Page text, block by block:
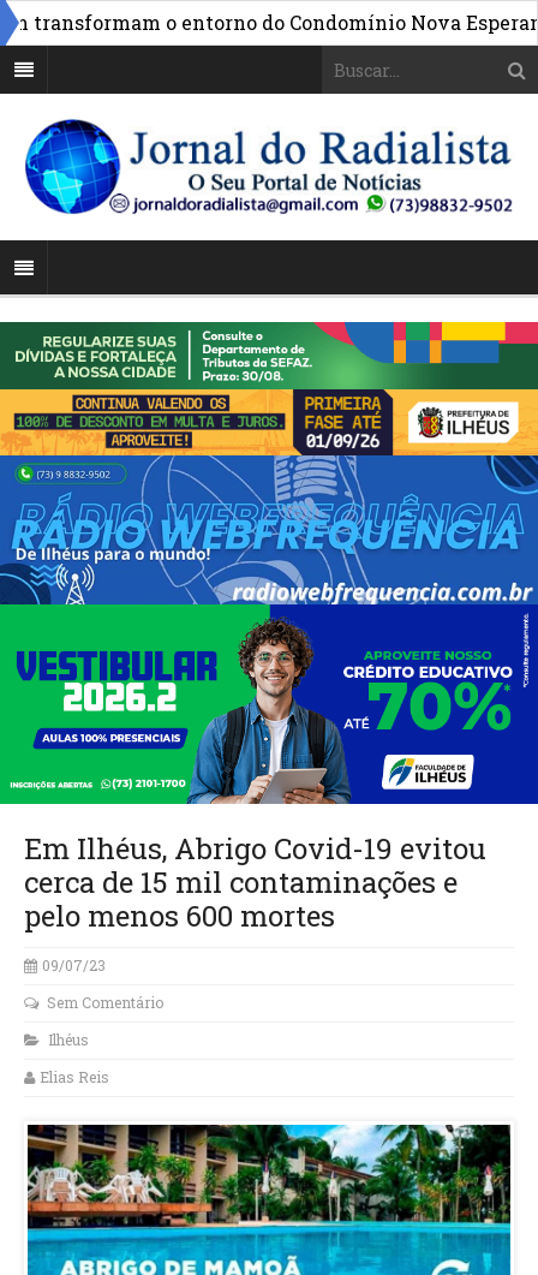
o entorno do Condomínio Nova Esperança »
Em Ilhéus, Abrigo Covid-19 evitou
cerca de 15 mil contaminações e
pelo menos 600 mortes
09/07/23
Sem Comentário
Ilhéus
Elias Reis